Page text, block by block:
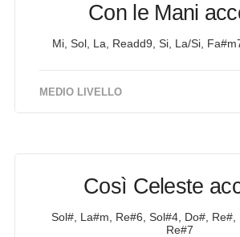
Con le Mani
Mi, Sol, La, Readd9, Si, La/Si,
MEDIO LIVELLO
Così Celeste
Sol#, La#m, Re#6, Sol#4, Do#, Re#,
Re#7